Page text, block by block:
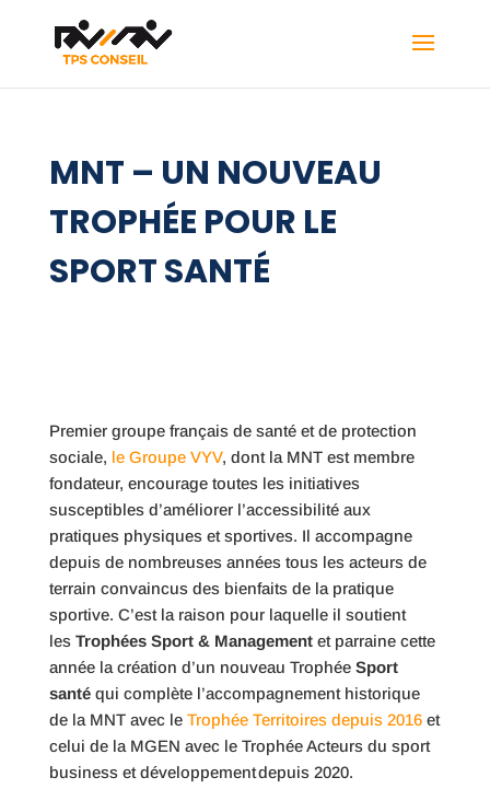
MNT – UN NOUVEAU
TROPHÉE POUR LE
SPORT SANTÉ
Premier groupe français de santé et de protection
sociale, le Groupe VYV, dont la MNT est membre
fondateur, encourage toutes les initiatives
susceptibles d’améliorer l’accessibilité aux
pratiques physiques et sportives. Il accompagne
depuis de nombreuses années tous les acteurs de
terrain convaincus des bienfaits de la pratique
sportive. C’est la raison pour laquelle il soutient
les Trophées Sport & Managementet parraine cette
année la création d’un nouveau Trophée Sport
santéqui complète l’accompagnement historique
de la MNT avec le Trophée Territoires depuis 2016et
celui de la MGEN avec le Trophée Acteurs du sport
business et développement depuis 2020.